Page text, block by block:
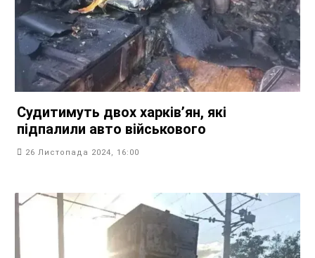
Судитимуть двох харків’ян, які
підпалили авто військового
26 Листопада 2024, 16:00